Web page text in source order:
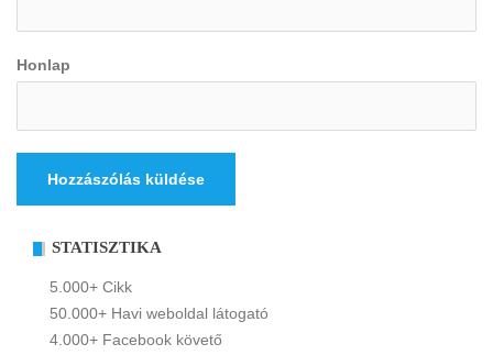
Honlap
STATISZTIKA
5.000+ Cikk
50.000+ Havi weboldal látogató
4.000+ Facebook követő